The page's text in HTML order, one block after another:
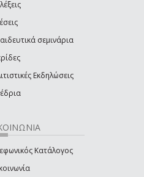
σεμινάρια
Εκδηλώσεις
Κατάλογος